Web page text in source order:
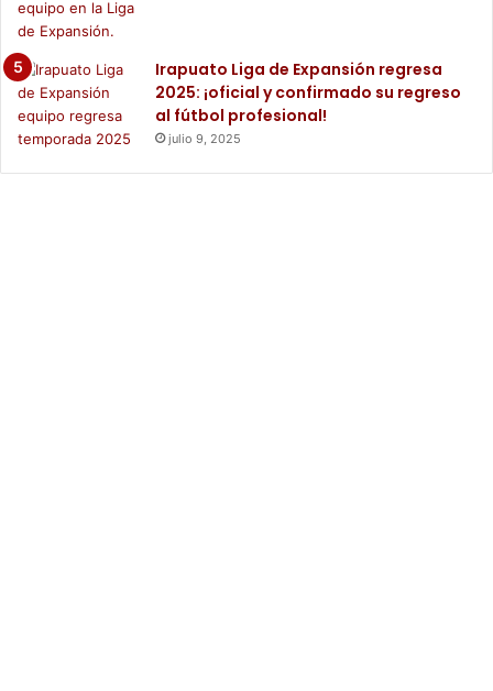
Irapuato Liga de Expansión regresa
2025: ¡oficial y confirmado su regreso
al fútbol profesional!
julio 9, 2025